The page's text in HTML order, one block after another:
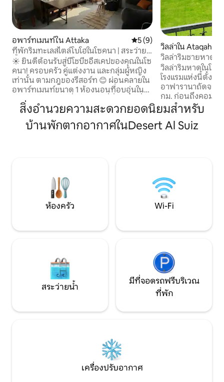
อพาร์ทเมนท์ใน Attaka คะแนนเฉลี่ย 5 จาก 5, 9 รีวิว
5 (9)
ที่พักริมทะเลสไตล์โบโฮในโซคนา | สระว่าย
น้ำและท่าเรือยอชต์
☀️ ยินดีต้อนรับสู่บีโชบีชอีสเคปของคุณในโซ
คนา! ครอบครัว คู่แต่งงาน และกลุ่มผู้หญิง
เท่านั้น ตามกฎของรีสอร์ท 😊 ผ่อนคลายใน
อพาร์ทเมนท์ขนาด 1 ห้องนอนที่อบอุ่นใน
BOHO Sokhna หนึ่งในสถานที่ที่มีสไตล์ที่สุด
ในอินสุขนา – ถนนซาฟารานา เพลิดเพลิน
กับการเข้าถึงชายหาด สระว่ายน้ำ ท่าเรือที่มี
เสน่ห์ แนวปะการัง และต้นไม้เขียวชอุ่ม
ไม่มีผู้คนพลุกพล่าน
วิลล่าใน Ataqah
วิลล่าริมชายหาดแ
วิลล่าริมหาดในโล
โรงแรมแห่งนี้ตั้งอ
อาฟารานาถัดจากโ
กม. ก่อนถึงคอมเพ
ห้องนอน + บริการห้องพี่เ
ขนาดใหญ่ 3 สระ, ก
ช่างไฟฟ้า, ช่างปร
ทางน้ำและตกปลา
สิ่งอำนวยความสะดวกยอดนิยมสำหรับ
บ้านพักตากอากาศในDesert Al Suiz
ห้องครัว Wi-Fi
สระว่ายน้ำ
มีที่จอดรถฟรีบริเวณ
ที่พัก
เครื่องปรับอากาศ